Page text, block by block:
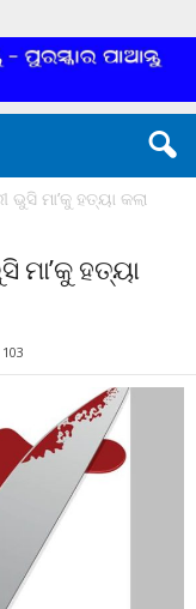
ଭୁସି ମା’କୁ ହତ୍ୟା କଲା
ମା’କୁ ହତ୍ୟା
103